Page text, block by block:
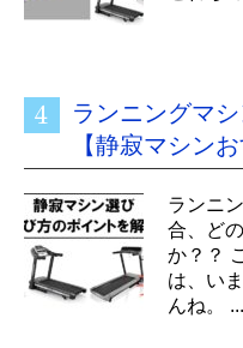
ランニングマ
【静寂マシン
ランニ
合、ど
か？？
は、い
んね。 ...